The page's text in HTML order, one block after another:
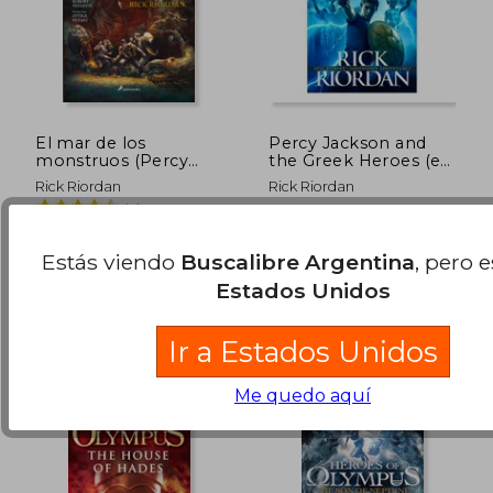
$ 29.617
$ 26.655
10%
dcto.
$
El mar de los
monstruos (Percy
Jackson y los dioses
del Olimpo [novela
Rick Riordan
(5)
Tapa Blanda, Nuevo
Percy Jackson and
the Greek Heroes (en
Inglés)
Rick Riordan
Tapa Blanda, Nuevo
Estás viendo Buscalibre Argentina, pero
Estados Unidos
Ir a Estados Unidos
Me quedo aquí